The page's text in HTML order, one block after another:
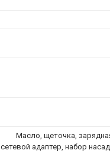
Масло, щеточка,
сетевой адаптер, набор